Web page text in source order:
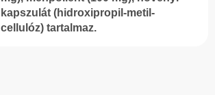
kapszulát (hidroxipropil-metil-
cellulóz) tartalmaz.